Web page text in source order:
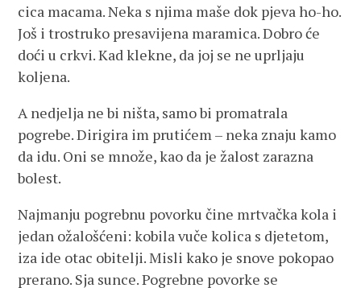
cica macama. Neka s njima maše dok pjeva ho-ho.
Još i trostruko presavijena maramica. Dobro će
doći u crkvi. Kad klekne, da joj se ne uprljaju
koljena.
A nedjelja ne bi ništa, samo bi promatrala
pogrebe. Dirigira im prutićem – neka znaju kamo
da idu. Oni se množe, kao da je žalost zarazna
bolest.
Najmanju pogrebnu povorku čine mrtvačka kola i
jedan ožalošćeni: kobila vuče kolica s djetetom,
iza ide otac obitelji. Misli kako je snove pokopao
prerano. Sja sunce. Pogrebne povorke se